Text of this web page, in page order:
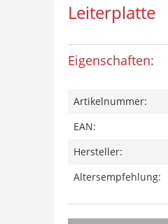
Leiterplatte
Eigenschaften:
Artikelnummer:
EAN:
Hersteller:
Altersempfehlung: